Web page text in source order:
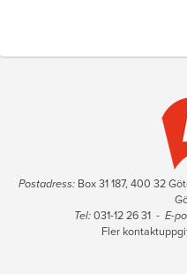
Postadress: Box 31 187, 400 32
Tel:031-12 26 31 - E-
Fler